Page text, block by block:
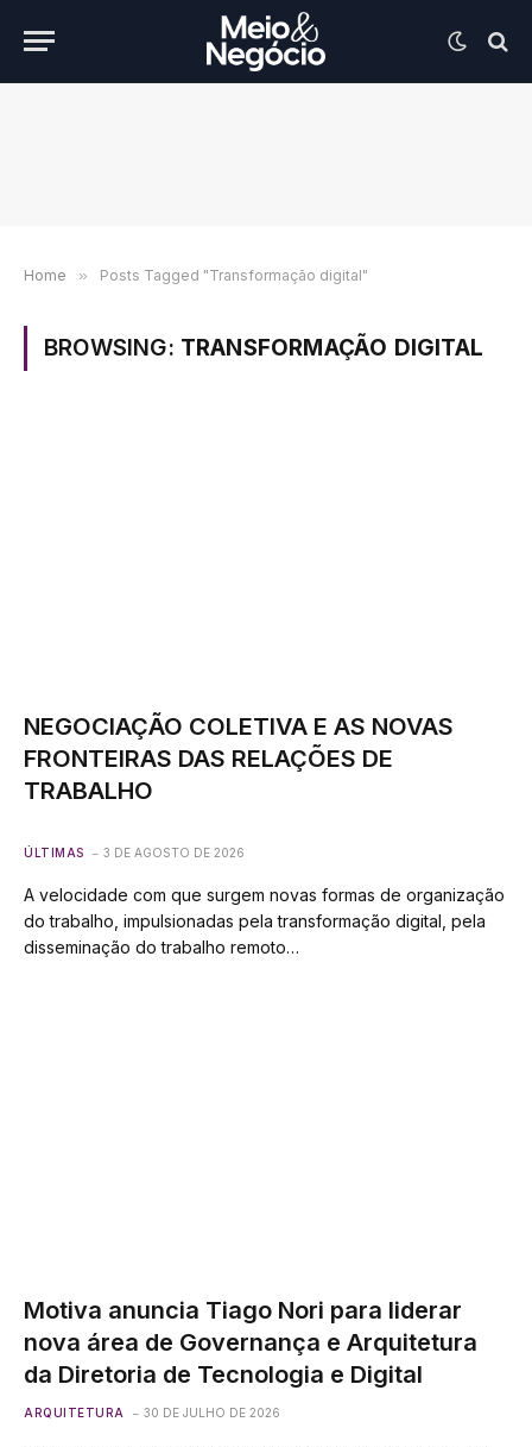
Home » Posts Tagged "Transformação digital"
BROWSING: TRANSFORMAÇÃO DIGITAL
NEGOCIAÇÃO COLETIVA E AS NOVAS
FRONTEIRAS DAS RELAÇÕES DE
TRABALHO
ÚLTIMAS 3 DE AGOSTO DE 2026
A velocidade com que surgem novas formas de organização
do trabalho, impulsionadas pela transformação digital, pela
disseminação do trabalho remoto…
Motiva anuncia Tiago Nori para liderar
nova área de Governança e Arquitetura
da Diretoria de Tecnologia e Digital
ARQUITETURA 30 DE JULHO DE 2026